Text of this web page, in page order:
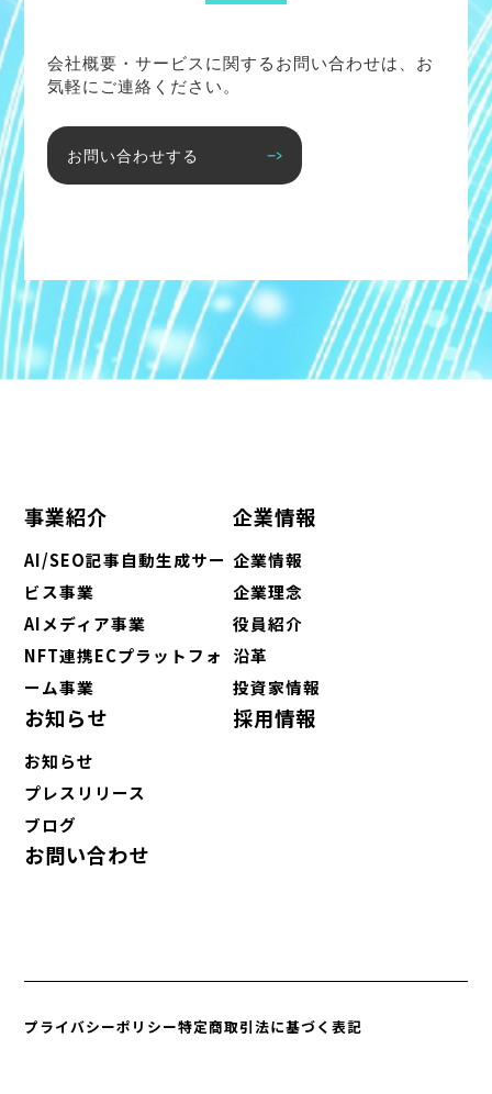
会社概要・サービスに関するお問い合わせは、お
気軽にご連絡ください。
お問い合わせする
事業紹介
AI/SEO記事自動生成サー
ビス事業
AIメディア事業
NFT連携ECプラットフォ
ーム事業
企業情報
企業情報
企業理念
役員紹介
沿革
投資家情報
お知らせ
お知らせ
プレスリリース
ブログ
採用情報
お問い合わせ
プライバシーポリシー特定商取引法に基づく表記